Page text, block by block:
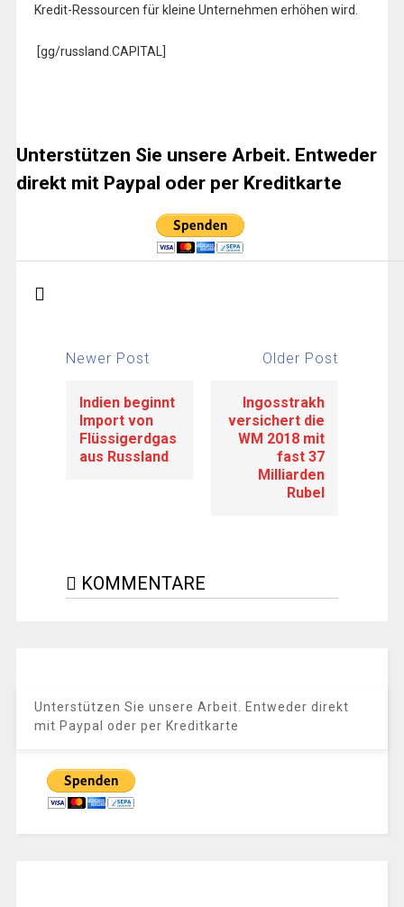
Kredit-Ressourcen für kleine Unternehmen erhöhen wird.
[gg/russland.CAPITAL]
Unterstützen Sie unsere Arbeit. Entweder
direkt mit Paypal oder per Kreditkarte
Newer Post
Indien beginnt
Import von
Flüssigerdgas
aus Russland
Older Post
Ingosstrakh
versichert die
WM 2018 mit
fast 37
Milliarden
Rubel
KOMMENTARE
Unterstützen Sie unsere Arbeit. Entweder direkt
mit Paypal oder per Kreditkarte